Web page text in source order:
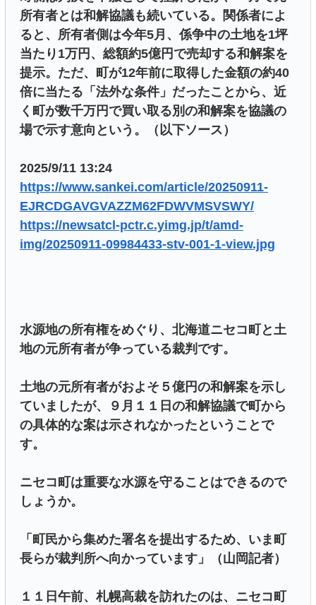
所有者とは和解協議も続いている。関係者によ
ると、所有者側は今年5月、係争中の土地を1坪
当たり1万円、総額約5億円で売却する和解案を
提示。ただ、町が12年前に取得した金額の約40
倍に当たる「法外な条件」だったことから、近
く町が数千万円で買い取る別の和解案を協議の
場で示す意向という。（以下ソース）
2025/9/11 13:24
https://www.sankei.com/article/20250911-
EJRCDGAVGVAZZM62FDWVMSVSWY/
https://newsatcl-pctr.c.yimg.jp/t/amd-
img/20250911-09984433-stv-001-1-view.jpg
水源地の所有権をめぐり、北海道ニセコ町と土
地の元所有者が争っている裁判です。
土地の元所有者がおよそ５億円の和解案を示し
ていましたが、９月１１日の和解協議で町から
の具体的な案は示されなかったということで
す。
ニセコ町は重要な水源を守ることはできるので
しょうか。
「町民から集めた署名を提出するため、いま町
長らが裁判所へ向かっています」（山岡記者）
１１日午前、札幌高裁を訪れたのは、ニセコ町